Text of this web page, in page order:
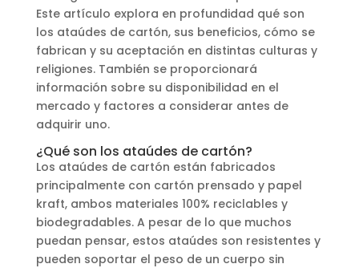
Este artículo explora en profundidad qué son
los ataúdes de cartón, sus beneficios, cómo se
fabrican y su aceptación en distintas culturas y
religiones. También se proporcionará
información sobre su disponibilidad en el
mercado y factores a considerar antes de
adquirir uno.
¿Qué son los ataúdes de cartón?
Los ataúdes de cartón están fabricados
principalmente con cartón prensado y papel
kraft, ambos materiales 100% reciclables y
biodegradables. A pesar de lo que muchos
puedan pensar, estos ataúdes son resistentes y
pueden soportar el peso de un cuerpo sin